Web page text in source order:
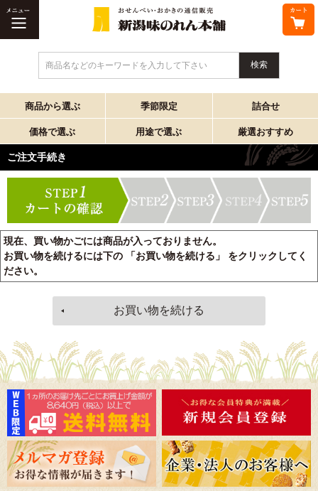
商品名などのキーワードを入力して下さい
商品から選ぶ 季節限定 詰合せ
価格で選ぶ 用途で選ぶ 厳選おすすめ
ご注文手続き
現在、買い物かごには商品が入っておりません。
お買い物を続けるには下の 「お買い物を続ける」 をクリックしてく
ださい。